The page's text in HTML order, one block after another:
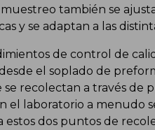
también se
y se adaptan a las
de control de
el soplado de
se recolectan a través de
el laboratorio a menudo
dos puntos de